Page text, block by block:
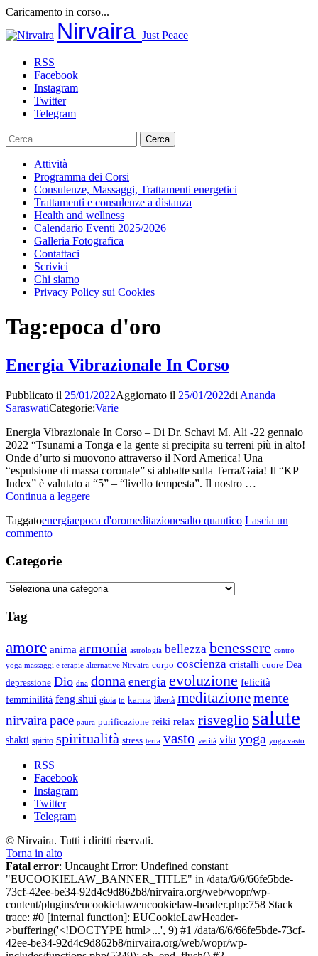
Caricamento in corso...
al
Nirvaira Just Peace
RSS
Facebook
Instagram
Twitter
Telegram
Ricerca
per:
Attività
Programma dei Corsi
Consulenze, Massaggi, Trattamenti energetici
Trattamenti e consulenze a distanza
Health and wellness
Calendario Eventi 2025/2026
Galleria Fotografica
Contattaci
Scrivici
Chi siamo
Privacy Policy sui Cookies
Tag:epoca d'oro
Energia Vibrazionale In Corso
Pubblicato il 25/01/2022Aggiornato il 25/01/2022di Ananda
SaraswatiCategorie:Varie
Energia Vibrazionale In Corso – Di Dr. Schavi M. Ali -22 gennaio
2022 “Tsunami a Tonga e la gente si precipita su terreni più in alto!
Onde d’urto si muovono attraverso il Nord America! Una
“espulsione di massa coronale” si abbatte sulla Terra/Gaia! Il “KP
Index” è valutato a “5” – “livello tempesta”. Il nostro …
Continua a leggereEnergia
In
Taggatoenergiaepoca d'oromeditazionesalto quantico Lascia un
commentosu
Vibrazionale
Corso
Categorie
Categorie
Tag
amore anima armonia astrologia bellezza benessere centro
yoga massaggi e terapie alternative Nirvaira corpo coscienza cristalli cuore Dea
depressione Dio dna donna energia evoluzione felicità
femminilità feng shui gioia io karma libertà meditazionemente
nirvairapace paura purificazione reiki relax risveglio salute
shakti spirito spiritualità stress terra vasto verità vita yoga yoga vasto
RSS
Facebook
Instagram
Twitter
Telegram
© Nirvaira. Tutti i diritti riservati.
Torna in alto
Fatal error: Uncaught Error: Undefined constant
"EUCOOKIELAW_BANNER_TITLE" in /data/6/6/66fe5bde-
73cf-42ee-be34-92d4c9d862b8/nirvaira.org/web/wopr/wp-
content/plugins/eucookielaw/eucookielaw-header.php:758 Stack
trace: #0 [internal function]: EUCookieLawHeader-
>buffering('<!DOCTYPE html>...', 9) #1 /data/6/6/66fe5bde-73cf-
42ee-be34-92d4c9d862b8/nirvaira.org/web/wopr/wp-